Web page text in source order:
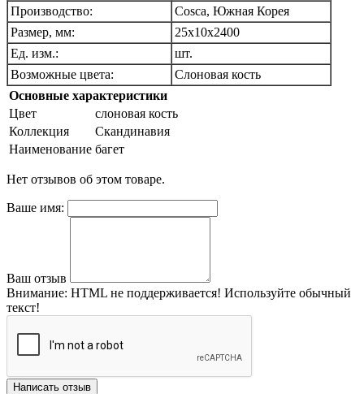
Производство:
Cosca, Южная Корея
Размер, мм:
25х10х2400
Ед. изм.:
шт.
Возможные цвета:
Слоновая кость
Основные характеристики
Цвет
слоновая кость
Коллекция
Скандинавия
Наименование багет
Нет отзывов об этом товаре.
Ваше имя:
Ваш отзыв
Внимание: HTML не поддерживается! Используйте обычный
текст!
Написать отзыв